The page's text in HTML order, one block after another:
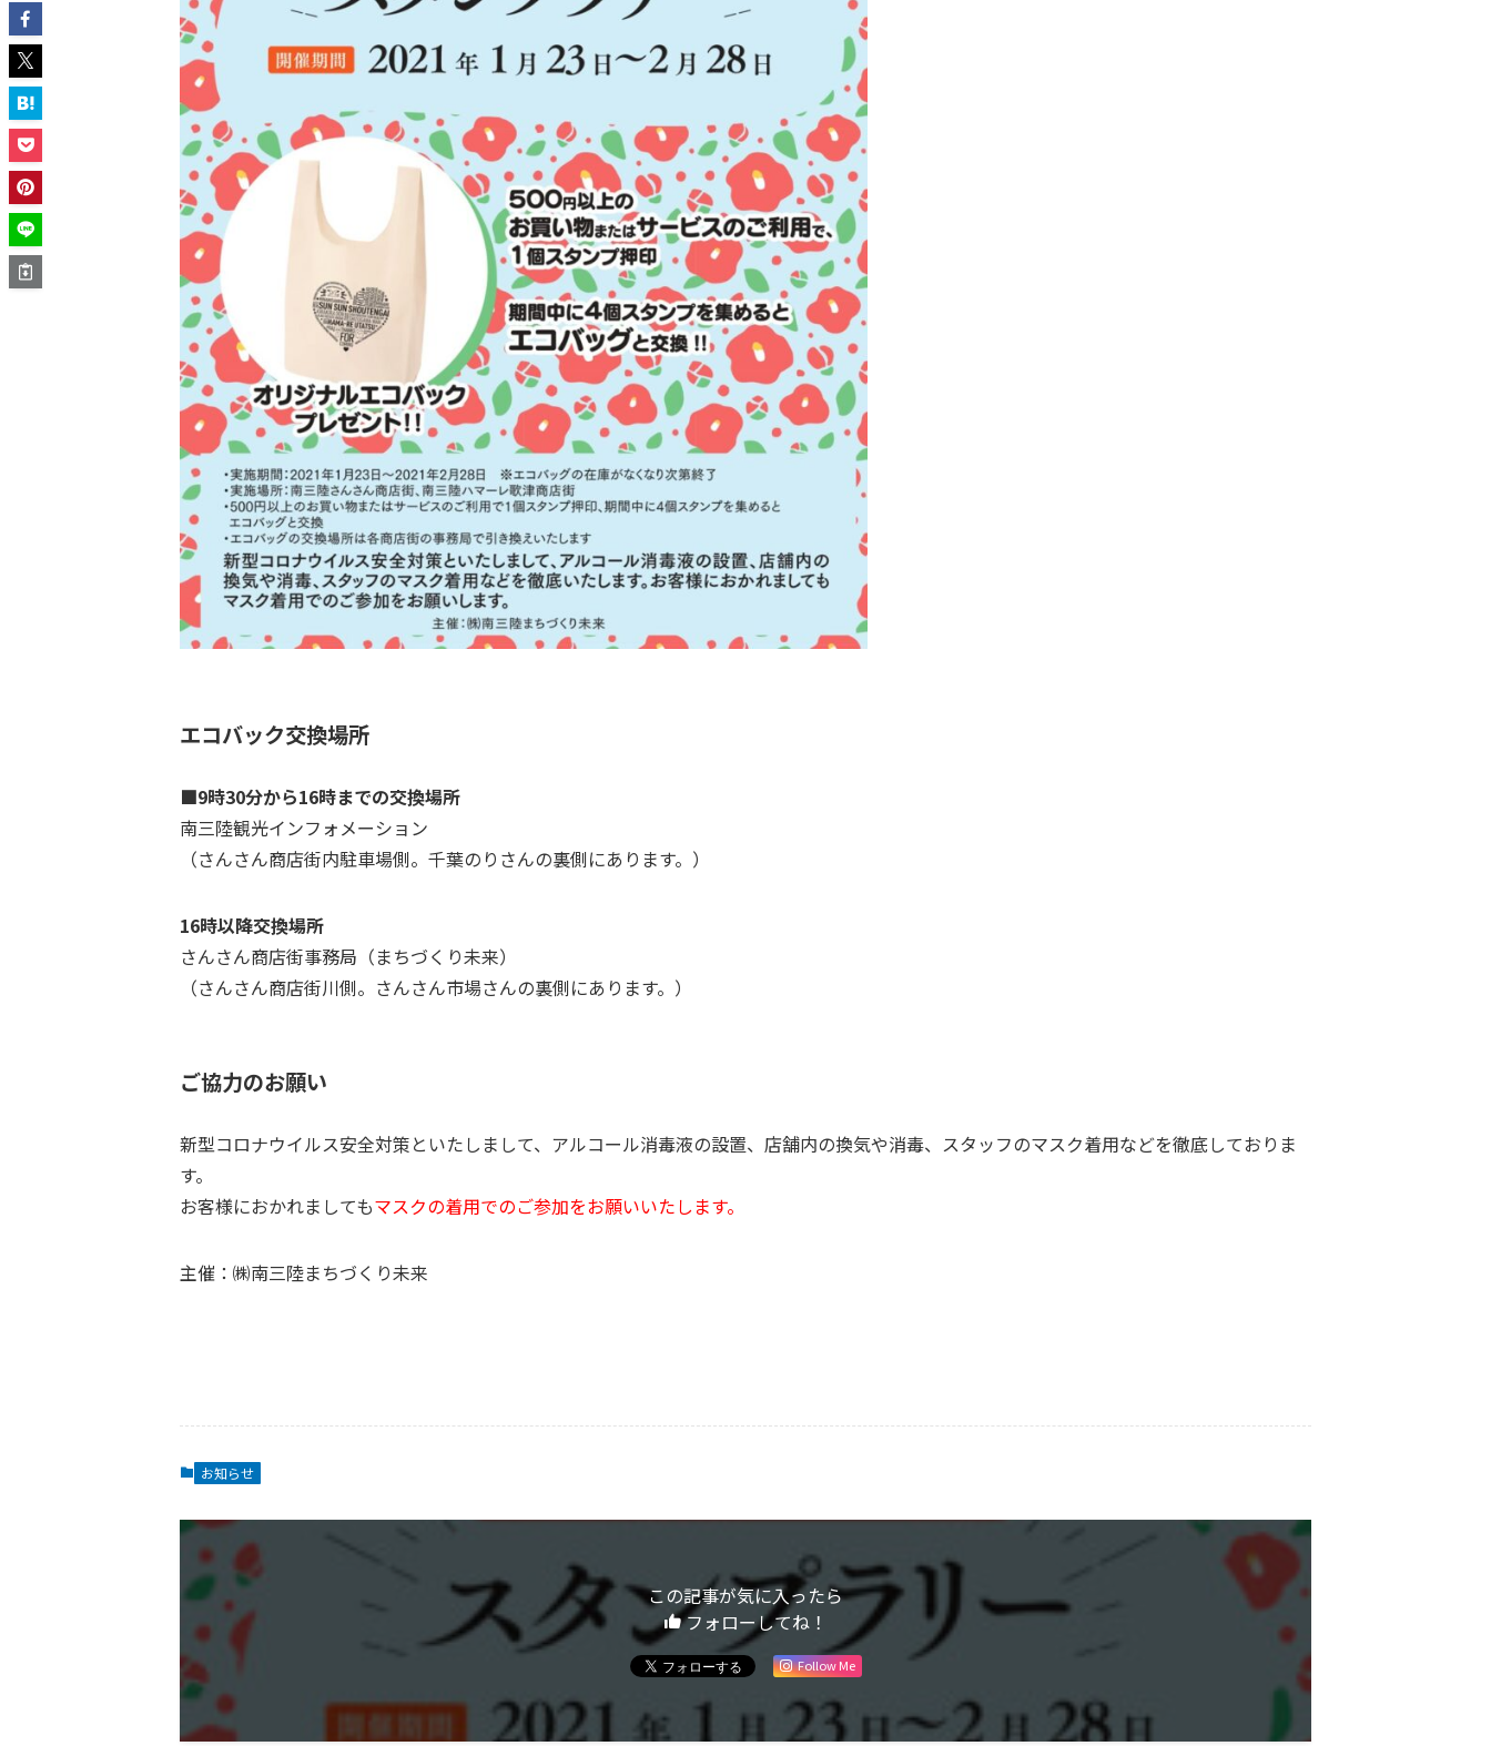
エコバック交換場所
■9時30分から16時までの交換場所
南三陸観光インフォメーション
（さんさん商店街内駐車場側。千葉のりさんの裏側にあります。）
16時以降交換場所
さんさん商店街事務局（まちづくり未来）
（さんさん商店街川側。さんさん市場さんの裏側にあります。）
ご協力のお願い
新型コロナウイルス安全対策といたしまして、アルコール消毒液の設置、店舗内の換気や消毒、スタッフのマスク着用などを徹底しておりま
す。
お客様におかれましてもマスクの着用でのご参加をお願いいたします。
主催：㈱南三陸まちづくり未来
お知らせ
この記事が気に入ったら
フォローしてね！
Follow Me